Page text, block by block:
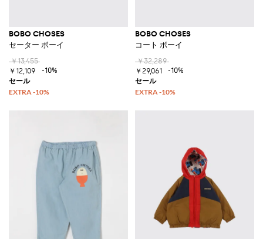
BOBO CHOSES
セーター ボーイ
￥13,455
￥12,109
-10%
BOBO CHOSES
コート ボーイ
￥32,289
￥29,061
-10%